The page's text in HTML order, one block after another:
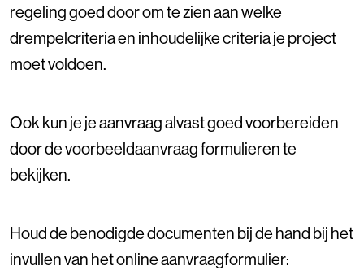
regeling goed door om te zien aan welke
drempelcriteria en inhoudelijke criteria je project
moet voldoen.
Ook kun je je aanvraag alvast goed voorbereiden
door de voorbeeldaanvraag formulieren te
bekijken.
Houd de benodigde documenten bij de hand bij het
invullen van het online aanvraagformulier: